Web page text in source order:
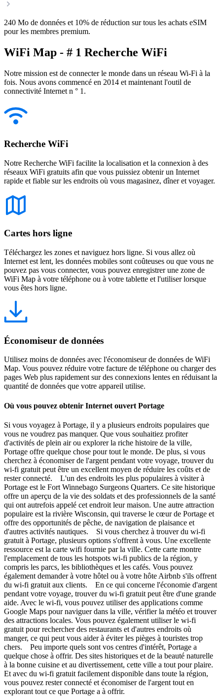
240 Mo de données et 10% de réduction sur tous les achats eSIM
pour les membres premium.
WiFi Map - # 1 Recherche WiFi
Notre mission est de connecter le monde dans un réseau Wi-Fi à la
fois. Nous avons commencé en 2014 et maintenant l'outil de
connectivité Internet n ° 1.
Recherche WiFi
Notre Recherche WiFi facilite la localisation et la connexion à des
réseaux WiFi gratuits afin que vous puissiez obtenir un Internet
rapide et fiable sur les endroits où vous magasinez, dîner et voyager.
Cartes hors ligne
Téléchargez les zones et naviguez hors ligne. Si vous allez où
Internet est lent, les données mobiles sont coûteuses ou que vous ne
pouvez pas vous connecter, vous pouvez enregistrer une zone de
WiFi Map à votre téléphone ou à votre tablette et l'utiliser lorsque
vous êtes hors ligne.
Économiseur de données
Utilisez moins de données avec l'économiseur de données de WiFi
Map. Vous pouvez réduire votre facture de téléphone ou charger des
pages Web plus rapidement sur des connexions lentes en réduisant la
quantité de données que votre appareil utilise.
Où vous pouvez obtenir Internet ouvert Portage
Si vous voyagez à Portage, il y a plusieurs endroits populaires que
vous ne voudrez pas manquer. Que vous souhaitiez profiter
d'activités de plein air ou explorer la riche histoire de la ville,
Portage offre quelque chose pour tout le monde. De plus, si vous
cherchez à économiser de l'argent pendant votre voyage, trouver du
wi-fi gratuit peut être un excellent moyen de réduire les coûts et de
rester connecté. L'un des endroits les plus populaires à visiter à
Portage est le Fort Winnebago Surgeons Quarters. Ce site historique
offre un aperçu de la vie des soldats et des professionnels de la santé
qui ont autrefois appelé cet endroit leur maison. Une autre attraction
populaire est la rivière Wisconsin, qui traverse le cœur de Portage et
offre des opportunités de pêche, de navigation de plaisance et
d'autres activités nautiques. Si vous cherchez à trouver du wi-fi
gratuit à Portage, plusieurs options s'offrent à vous. Une excellente
ressource est la carte wifi fournie par la ville. Cette carte montre
l'emplacement de tous les hotspots wi-fi publics de la région, y
compris les parcs, les bibliothèques et les cafés. Vous pouvez
également demander à votre hôtel ou à votre hôte Airbnb s'ils offrent
du wi-fi gratuit aux clients. En ce qui concerne l'économie d'argent
pendant votre voyage, trouver du wi-fi gratuit peut être d'une grande
aide. Avec le wi-fi, vous pouvez utiliser des applications comme
Google Maps pour naviguer dans la ville, vérifier la météo et trouver
des attractions locales. Vous pouvez également utiliser le wi-fi
gratuit pour rechercher des restaurants et d'autres endroits où
manger, ce qui peut vous aider à éviter les pièges à touristes trop
chers. Peu importe quels sont vos centres d'intérêt, Portage a
quelque chose à offrir. Des sites historiques et de la beauté naturelle
à la bonne cuisine et au divertissement, cette ville a tout pour plaire.
Et avec du wi-fi gratuit facilement disponible dans toute la région,
vous pouvez rester connecté et économiser de l'argent tout en
explorant tout ce que Portage a à offrir.